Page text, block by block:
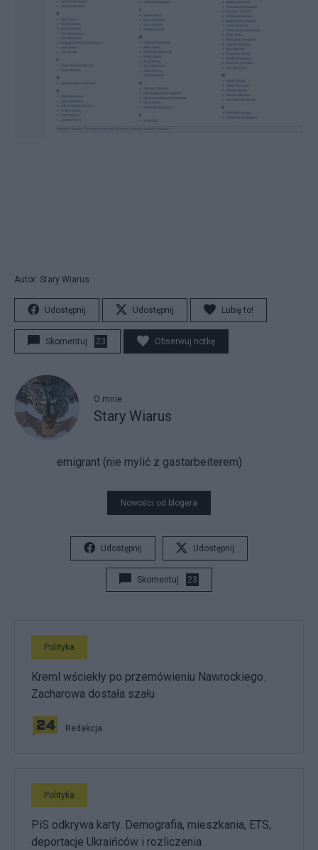
Autor: Stary Wiarus
Udostępnij Udostępnij Lubię to!
Skomentuj 23 Obserwuj notkę
O mnie
Stary Wiarus
emigrant (nie mylić z gastarbeiterem)
Nowości od blogera
Udostępnij Udostępnij
Skomentuj 23
Polityka
Kreml wściekły po przemówieniu Nawrockiego.
Zacharowa dostała szału
Redakcja
Polityka
PiS odkrywa karty. Demografia, mieszkania, ETS,
deportacje Ukraińców i rozliczenia